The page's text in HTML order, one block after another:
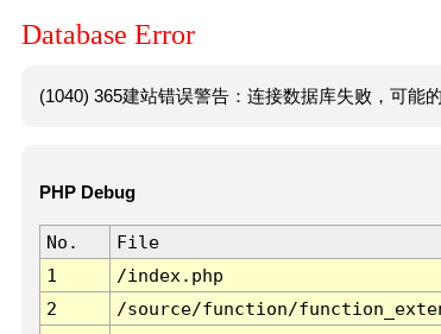
Database Error
(1040) 365建站错误警告：连接数据库失败，可能
PHP Debug
No. File
1
/index.php
2
/source/function/